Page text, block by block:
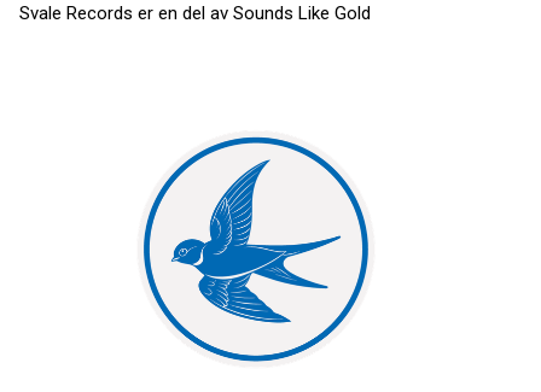
Svale Records er en del av Sounds Like Gold